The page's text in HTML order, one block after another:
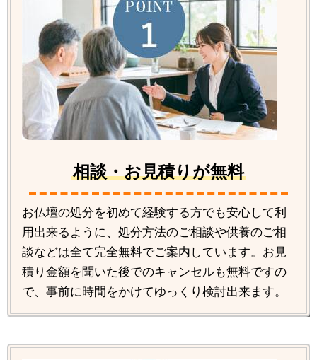
相談・お見積りが無料
お仏壇の処分を初めて経験する方でも安心して利
用出来るように、処分方法のご相談や供養のご相
談などは全て完全無料でご案内しています。お見
積り金額を聞いた後でのキャンセルも無料ですの
で、事前に時間をかけてゆっくり検討出来ます。